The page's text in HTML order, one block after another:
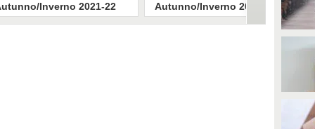
Inverno 2021-22
Autunno/Inverno 2021-22